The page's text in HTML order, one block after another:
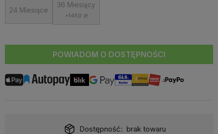
24 Miesiące
36 Miesiący
+1450 zł
POWIADOM O DOSTĘPNOŚCI
Dostępność: brak towaru